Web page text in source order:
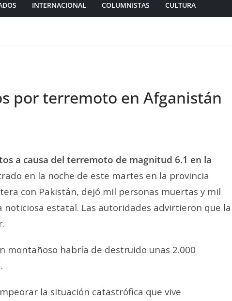
INTERNACIONAL COLUMNISTAS CULTURA
por terremoto en Afganistán
a causa del terremoto de magnitud 6.1 en la
en la noche de este martes en la provincia
con Pakistán, dejó mil personas muertas y mil
noticiosa estatal. Las autoridades advirtieron que la
montañoso habría de destruido unas 2.000
la situación catastrófica que vive